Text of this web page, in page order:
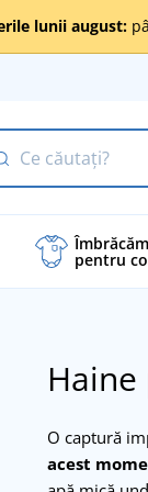
lunii august:
pentru
O captură
acest